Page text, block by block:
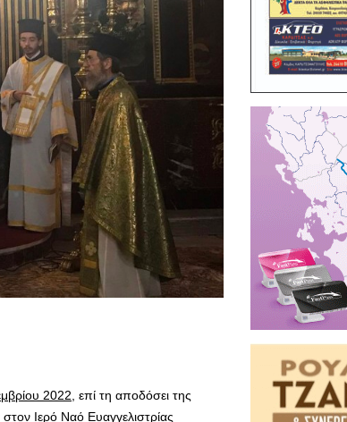
2022, επί τη αποδόσει της
Ιερό Ναό Ευαγγελιστρίας